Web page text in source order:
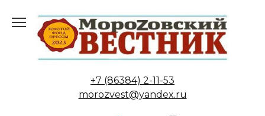
содержанию
+7 (86384) 2-11-53
morozvest@yandex.ru